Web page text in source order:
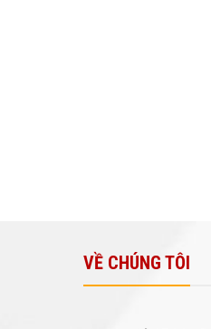
VỀ CHÚNG TÔI